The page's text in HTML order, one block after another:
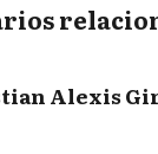
Alexis